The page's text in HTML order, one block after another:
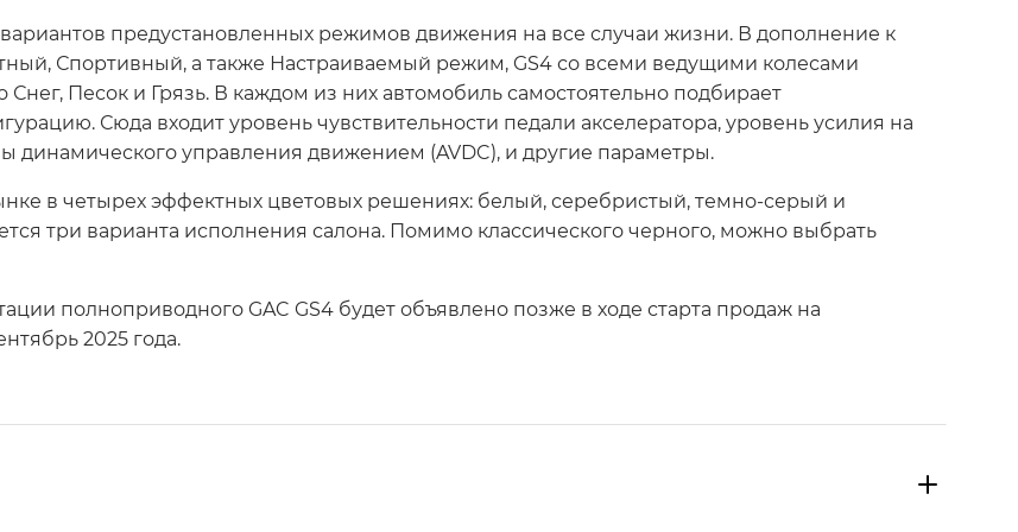
предустановленных режимов движения на все случаи жизни. В дополнение к
Спортивный, а также Настраиваемый режим, GS4 со всеми ведущими колесами
Песок и Грязь. В каждом из них автомобиль самостоятельно подбирает
Сюда входит уровень чувствительности педали акселератора, уровень усилия на
динамического управления движением (AVDC), и другие параметры.
в четырех эффектных цветовых решениях: белый, серебристый, темно-серый и
три варианта исполнения салона. Помимо классического черного, можно выбрать
полноприводного GAC GS4 будет объявлено позже в ходе старта продаж на
2025 года.